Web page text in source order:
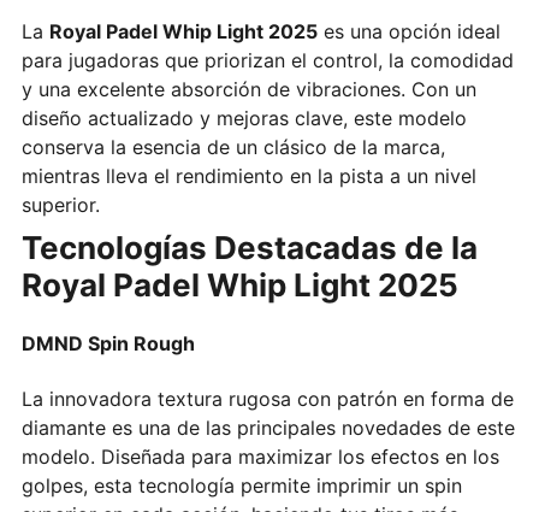
La Royal Padel Whip Light 2025es una opción ideal
para jugadoras que priorizan el control, la comodidad
y una excelente absorción de vibraciones. Con un
diseño actualizado y mejoras clave, este modelo
conserva la esencia de un clásico de la marca,
mientras lleva el rendimiento en la pista a un nivel
superior.
Tecnologías Destacadas de la
Royal Padel Whip Light 2025
DMND Spin Rough
La innovadora textura rugosa con patrón en forma de
diamante es una de las principales novedades de este
modelo. Diseñada para maximizar los efectos en los
golpes, esta tecnología permite imprimir un spin